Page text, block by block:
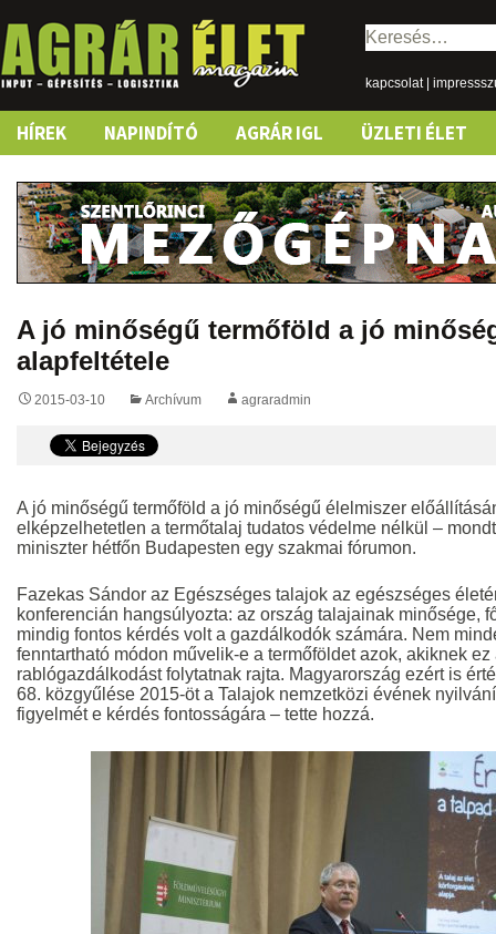
Keresés:
kapcsolat|
Skip
content
HÍREK NAPINDÍTÓ AGRÁR IGL ÜZLETI ÉLET
A jó minőségű termőföld a jó
alapfeltétele
2015-03-10 Archívum agraradmin
A jó minőségű termőföld a jó minőségű élelmiszer
elképzelhetetlen a termőtalaj tudatos védelme nélkül –
miniszter hétfőn Budapesten egy szakmai fórumon.
Fazekas Sándor az Egészséges talajok az egészséges
konferencián hangsúlyozta: az ország talajainak minősége,
mindig fontos kérdés volt a gazdálkodók számára. Nem
fenntartható módon művelik-e a termőföldet azok, akiknek
rablógazdálkodást folytatnak rajta. Magyarország ezért is
68. közgyűlése 2015-öt a Talajok nemzetközi évének
figyelmét e kérdés fontosságára – tette hozzá.